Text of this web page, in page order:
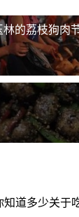
的荔枝狗肉
知道多少关于